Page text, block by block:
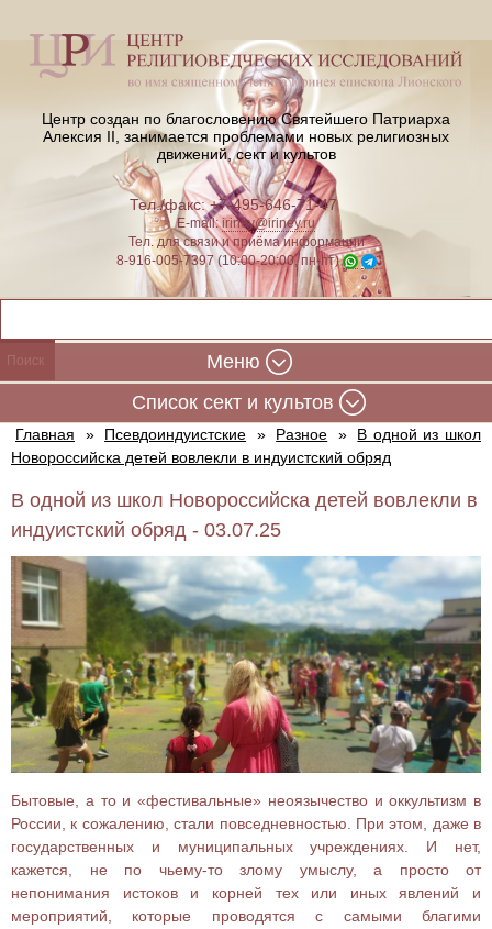
Центр создан по благословению Святейшего Патриарха
Алексия II, занимается проблемами новых религиозных
движений, сект и культов
Тел./факс: +7-495-646-71-47
E-mail:iriney@iriney.ru
Тел. для связи и приёма информации
8-916-005-7397 (10:00-20:00, пн-пт)
Меню
Cписок сект и культов
Главная » Псевдоиндуистские » Разное »
В одной из школ
Новороссийска детей вовлекли в индуистский обряд
В одной из школ Новороссийска детей вовлекли в
индуистский обряд - 03.07.25
Бытовые, а то и «фестивальные» неоязычество и оккультизм в
России, к сожалению, стали повседневностью. При этом, даже в
государственных и муниципальных учреждениях. И нет,
кажется, не по чьему-то злому умыслу, а просто от
непонимания истоков и корней тех или иных явлений и
мероприятий, которые проводятся с самыми благими